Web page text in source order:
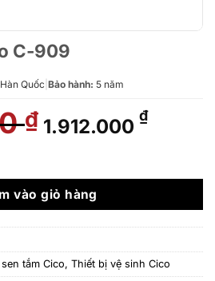
C-909
Hàn Quốc Bảo hành: 5 năm
₫ Giá
gốc
2.390.000 ₫.
1.912.000 ₫Giá
là:
lượng
vào giỏ hàng
sen tắm Cico, Thiết bị vệ sinh Cico